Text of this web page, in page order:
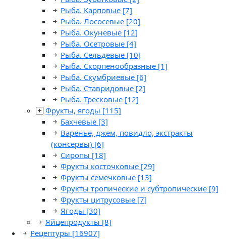
Рыба. Карповые [7]
Рыба. Лососевые [20]
Рыба. Окуневые [12]
Рыба. Осетровые [4]
Рыба. Сельдевые [10]
Рыба. Скорпенообразные [1]
Рыба. Скумбриевые [6]
Рыба. Ставридовые [2]
Рыба. Тресковые [12]
Фрукты, ягоды [115]
Бахчевые [3]
Варенье, джем, повидло, экстракты
(консервы) [6]
Сиропы [18]
Фрукты косточковые [29]
Фрукты семечковые [13]
Фрукты тропические и субтропические [9]
Фрукты цитрусовые [7]
Ягоды [30]
Яйцепродукты [8]
Рецептуры [16907]